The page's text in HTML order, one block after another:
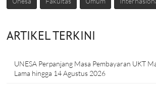
ARTIKEL TERKINI
UNESA Perpanjang Masa Pembayaran UKT
Lama hingga 14 Agustus 2026